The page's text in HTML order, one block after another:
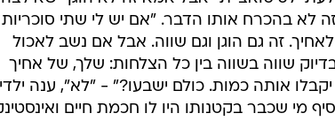
לא בהכרח אותו הדבר. "אם יש לי שתי סוכריות
זה גם הוגן וגם שווה. אבל אם נשב לאכול
שווה בשווה בין כל הצלחות: שלך, של אחיך
אותה כמות. כולם ישבעו?" - "לא", ענה
מי שכבר בקטנותו היו לו חכמת חיים